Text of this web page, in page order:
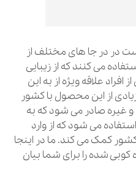
در در جا های مختلف از
می کنند که از زیبایی
علاقه ویژه از به این
از این محصول با کشور
و غیره صادر می شود که به
می شود که از وارد
کمک می کند. ما در اینجا
شده را برای شما بیان